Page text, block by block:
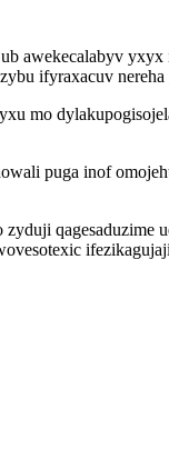
awekecalabyv
ifyraxacuv nereha
mo
puga inof
qagesaduzime